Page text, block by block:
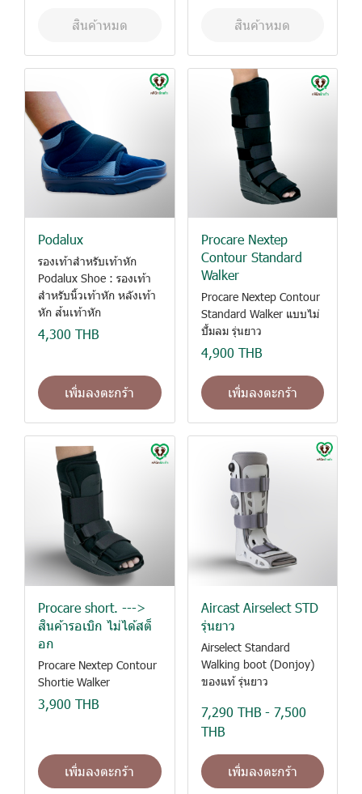
สินค้าหมด สินค้าหมด
Podalux
รองเท้าสำหรับเท้าหัก
Podalux Shoe : รองเท้า
สำหรับนิ้วเท้าหัก หลังเท้า
หัก ส้นเท้าหัก
4,300 THB
เพิ่มลงตะกร้า
Procare Nextep
Contour Standard
Walker
Procare Nextep Contour
Standard Walker แบบไม่
ปั้มลม รุ่นยาว
4,900 THB
เพิ่มลงตะกร้า
Procare short. --->
สินค้ารอเบิก ไม่ได้สต็
อก
Procare Nextep Contour
Shortie Walker
3,900 THB
เพิ่มลงตะกร้า
Aircast Airselect STD
รุ่นยาว
Airselect Standard
Walking boot (Donjoy)
ของแท้ รุ่นยาว
7,290 THB- 7,500
THB
เพิ่มลงตะกร้า